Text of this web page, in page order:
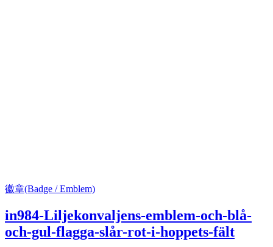
徽章(Badge / Emblem)
in984-Liljekonvaljens-emblem-och-blå-
och-gul-flagga-slår-rot-i-hoppets-fält